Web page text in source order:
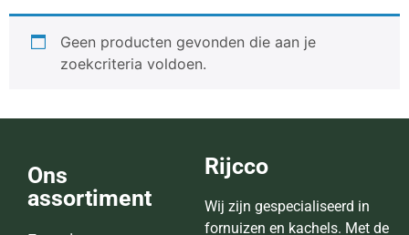
Geen producten gevonden die aan je
zoekcriteria voldoen.
Ons
assortiment
Rijcco
Wij zijn gespecialiseerd in
fornuizen en kachels. Met de